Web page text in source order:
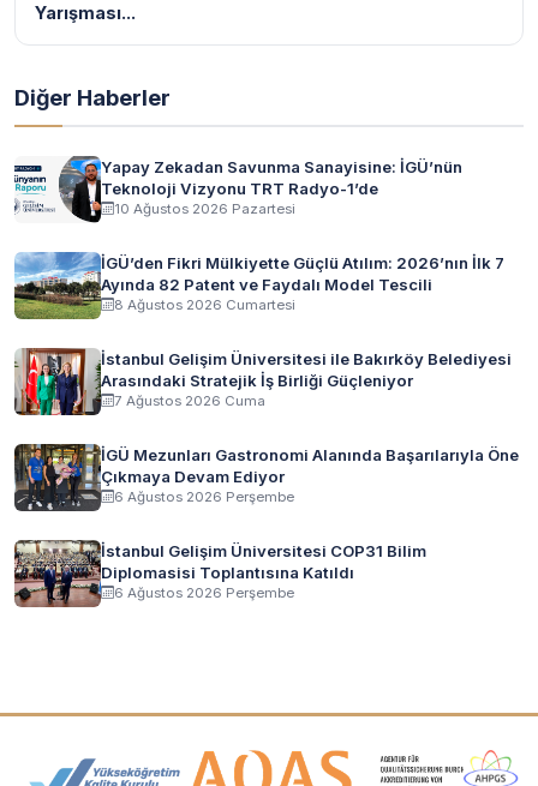
Yarışması...
Diğer Haberler
Yapay Zekadan Savunma Sanayisine: İGÜ’nün
Teknoloji Vizyonu TRT Radyo-1’de
10 Ağustos 2026 Pazartesi
İGÜ’den Fikri Mülkiyette Güçlü Atılım: 2026’nın İlk 7
Ayında 82 Patent ve Faydalı Model Tescili
8 Ağustos 2026 Cumartesi
İstanbul Gelişim Üniversitesi ile Bakırköy Belediyesi
Arasındaki Stratejik İş Birliği Güçleniyor
7 Ağustos 2026 Cuma
İGÜ Mezunları Gastronomi Alanında Başarılarıyla Öne
Çıkmaya Devam Ediyor
6 Ağustos 2026 Perşembe
İstanbul Gelişim Üniversitesi COP31 Bilim
Diplomasisi Toplantısına Katıldı
6 Ağustos 2026 Perşembe
Akreditasyon ve Üyelik Logoları